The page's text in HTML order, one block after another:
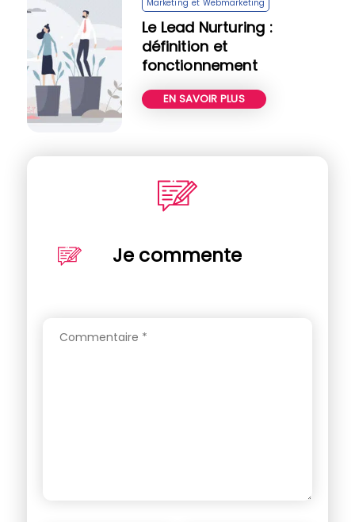
Marketing et Webmarketing
Le Lead Nurturing :
définition et
fonctionnement
EN SAVOIR PLUS
Je commente